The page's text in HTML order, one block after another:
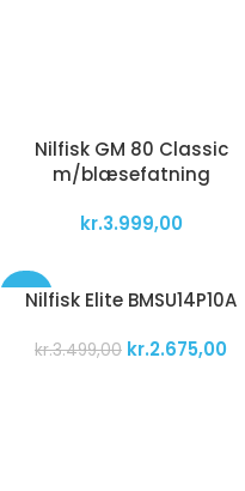
Nilfisk GM 80 Classic
m/blæsefatning
kr.3.999,00
-24%
Nilfisk Elite BMSU14P10A
kr.3.499,00 kr.2.675,00